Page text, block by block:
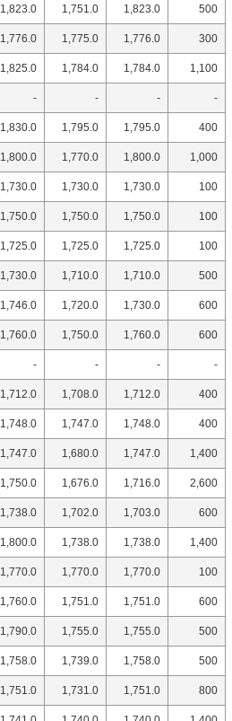
1,823.0 1,751.0 1,823.0 500
1,776.0 1,775.0 1,776.0 300
1,825.0 1,784.0 1,784.0 1,100
- - - -
1,830.0 1,795.0 1,795.0 400
1,800.0 1,770.0 1,800.0 1,000
1,730.0 1,730.0 1,730.0 100
1,750.0 1,750.0 1,750.0 100
1,725.0 1,725.0 1,725.0 100
1,730.0 1,710.0 1,710.0 500
1,746.0 1,720.0 1,730.0 600
1,760.0 1,750.0 1,760.0 600
- - - -
1,712.0 1,708.0 1,712.0 400
1,748.0 1,747.0 1,748.0 400
1,747.0 1,680.0 1,747.0 1,400
1,750.0 1,676.0 1,716.0 2,600
1,738.0 1,702.0 1,703.0 600
1,800.0 1,738.0 1,738.0 1,400
1,770.0 1,770.0 1,770.0 100
1,760.0 1,751.0 1,751.0 600
1,790.0 1,755.0 1,755.0 500
1,758.0 1,739.0 1,758.0 500
1,751.0 1,731.0 1,751.0 800